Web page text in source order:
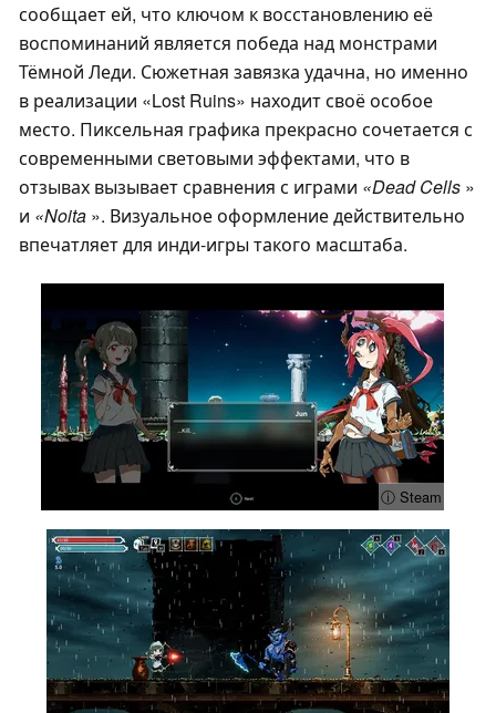
сообщает ей, что ключом к восстановлению её
воспоминаний является победа над монстрами
Тёмной Леди. Сюжетная завязка удачна, но именно
в реализации «Lost Ruins» находит своё особое
место. Пиксельная графика прекрасно сочетается с
современными световыми эффектами, что в
отзывах вызывает сравнения с играми «Dead Cells »
и «Noita ». Визуальное оформление действительно
впечатляет для инди-игры такого масштаба.
ⓘ Steam